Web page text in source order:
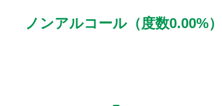
ノンアルコール（度数0.00%）